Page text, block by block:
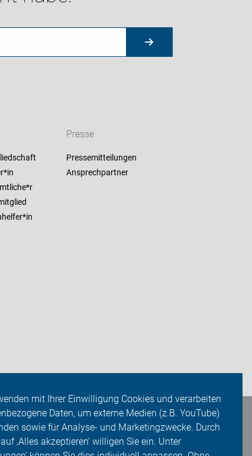
mit Ihrer Einwilligung Cookies und verarbeiten
Daten, um externe Medien (z.B. YouTube)
sowie für Analyse- und Marketingzwecke. Durch
‚Alles akzeptieren‘ willigen Sie ein. Unter
Presse
Pressemitteilungen
Ansprechpartner